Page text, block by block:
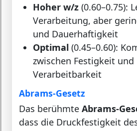
Hoher w/z (0.60–0.75):
Verarbeitung, aber
und Dauerhaftigkeit
Optimal (0.45–0.60):
zwischen Festigkeit und
Verarbeitbarkeit
Abrams-Gesetz
Das berühmte Abrams-
dass die Druckfestigkeit